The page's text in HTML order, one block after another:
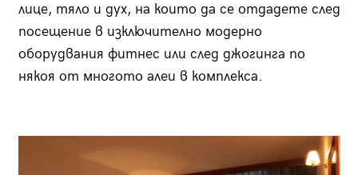
лице, тяло и дух, на които да се отдадете след
посещение в изключително модерно
оборудвания фитнес или след джогинга по
някоя от многото алеи в комплекса.